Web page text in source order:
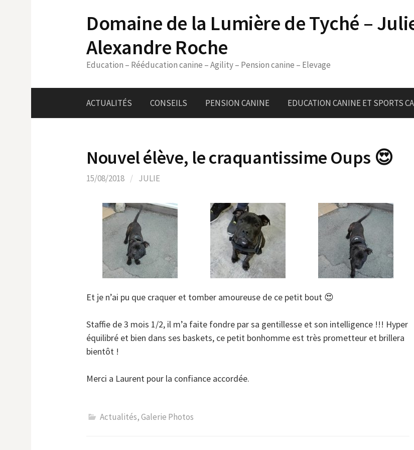
Domaine de la Lumière de Tyché –
Alexandre Roche
Education – Rééducation canine – Agility – Pension canine – Elevage
ACTUALITÉS CONSEILS PENSION CANINE EDUCATION CANINE ET SPORTS
Nouvel élève, le craquantissime Oups 😍
15/08/2018 / JULIE
Et je n’ai pu que craquer et tomber amoureuse de ce petit bout 😍
Staffie de 3 mois 1/2, il m’a faite fondre par sa gentillesse et son intelligence !!! Hyper
équilibré et bien dans ses baskets, ce petit bonhomme est très prometteur et brillera
bientôt !
Merci a Laurent pour la confiance accordée.
Actualités,Galerie Photos